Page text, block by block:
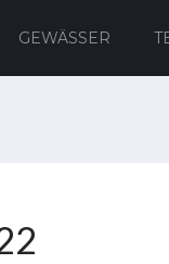
GEWÄSSER